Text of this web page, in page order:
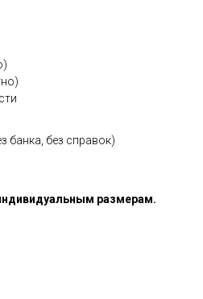
банка, без справок)
размерам.